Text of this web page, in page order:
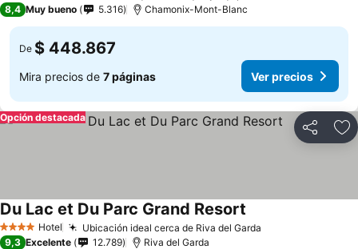
8,4 Muy bueno 5.316 Chamonix-Mont-Blanc
De $ 448.867
Mira precios de 7 páginas Ver precios
Compartir
Opción destacada
4 EstrellasHotel Ubicación ideal cerca de Riva del Garda
Du Lac et Du Parc Grand Resort
9,3 Excelente 12.789 Riva del Garda